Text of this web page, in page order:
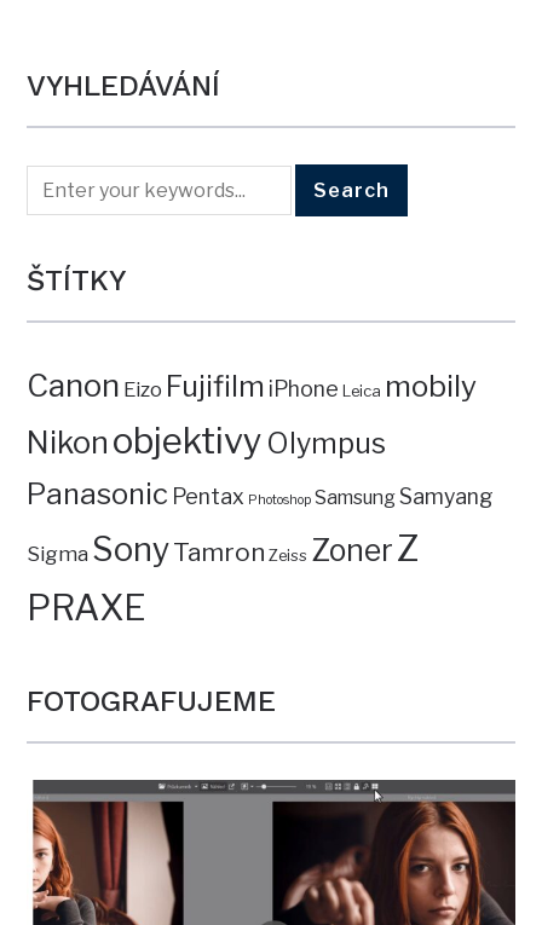
VYHLEDÁVÁNÍ
ŠTÍTKY
Canon Eizo Fujifilm iPhone Leica mobily
Nikon objektivy Olympus
Panasonic Pentax Photoshop SamsungSamyang
Sigma SonyTamron Zeiss ZonerZ
PRAXE
FOTOGRAFUJEME